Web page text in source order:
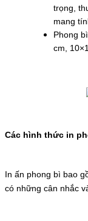
trọng,
mang
Phong
cm,
Các hình thức in
In ấn phong bì bao
có những cân nhắc